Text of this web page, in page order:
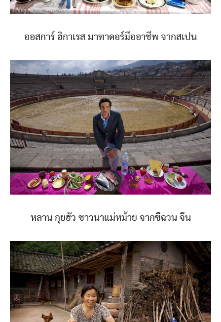
ออสการ์ ฮิกาเรส มาทาดอร์มืออาชีพ จากสเปน
หลาน กุยฮัว ชาวนาแม่หม้าย จากซีฉวน จีน